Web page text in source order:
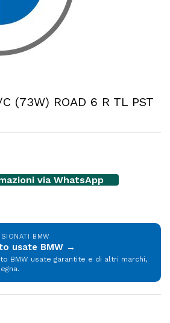
(73W) ROAD 6 R TL PST
via WhatsApp
BMW
usate BMW →
BMW usate garantite e di altri marchi,